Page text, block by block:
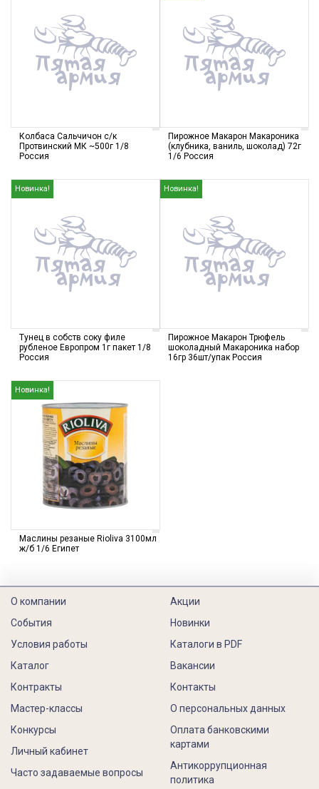
Колбаса Сальчичон с/к
Протвинский МК ~500г 1/8
Россия
Пирожное Макарон Макароника
(клубника, ваниль, шоколад) 72г
1/6 Россия
Новинка!
Тунец в собств соку филе
рубленое Европром 1г пакет 1/8
Россия
Новинка!
Пирожное Макарон Трюфель
шоколадный Макароника набор
16гр 36шт/упак Россия
Новинка!
Маслины резаные Rioliva 3100мл
ж/б 1/6 Египет
О компании
События
Условия работы
Каталог
Контракты
Акции
Новинки
Каталоги в PDF
Вакансии
Контакты
Мастер-классы
Конкурсы
Личный кабинет
Часто задаваемые вопросы
О персональных данных
Оплата банковскими
картами
Антикоррупционная
политика